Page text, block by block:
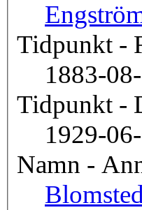
Tidpunkt -
1883-
Tidpunkt -
1929-
Namn -